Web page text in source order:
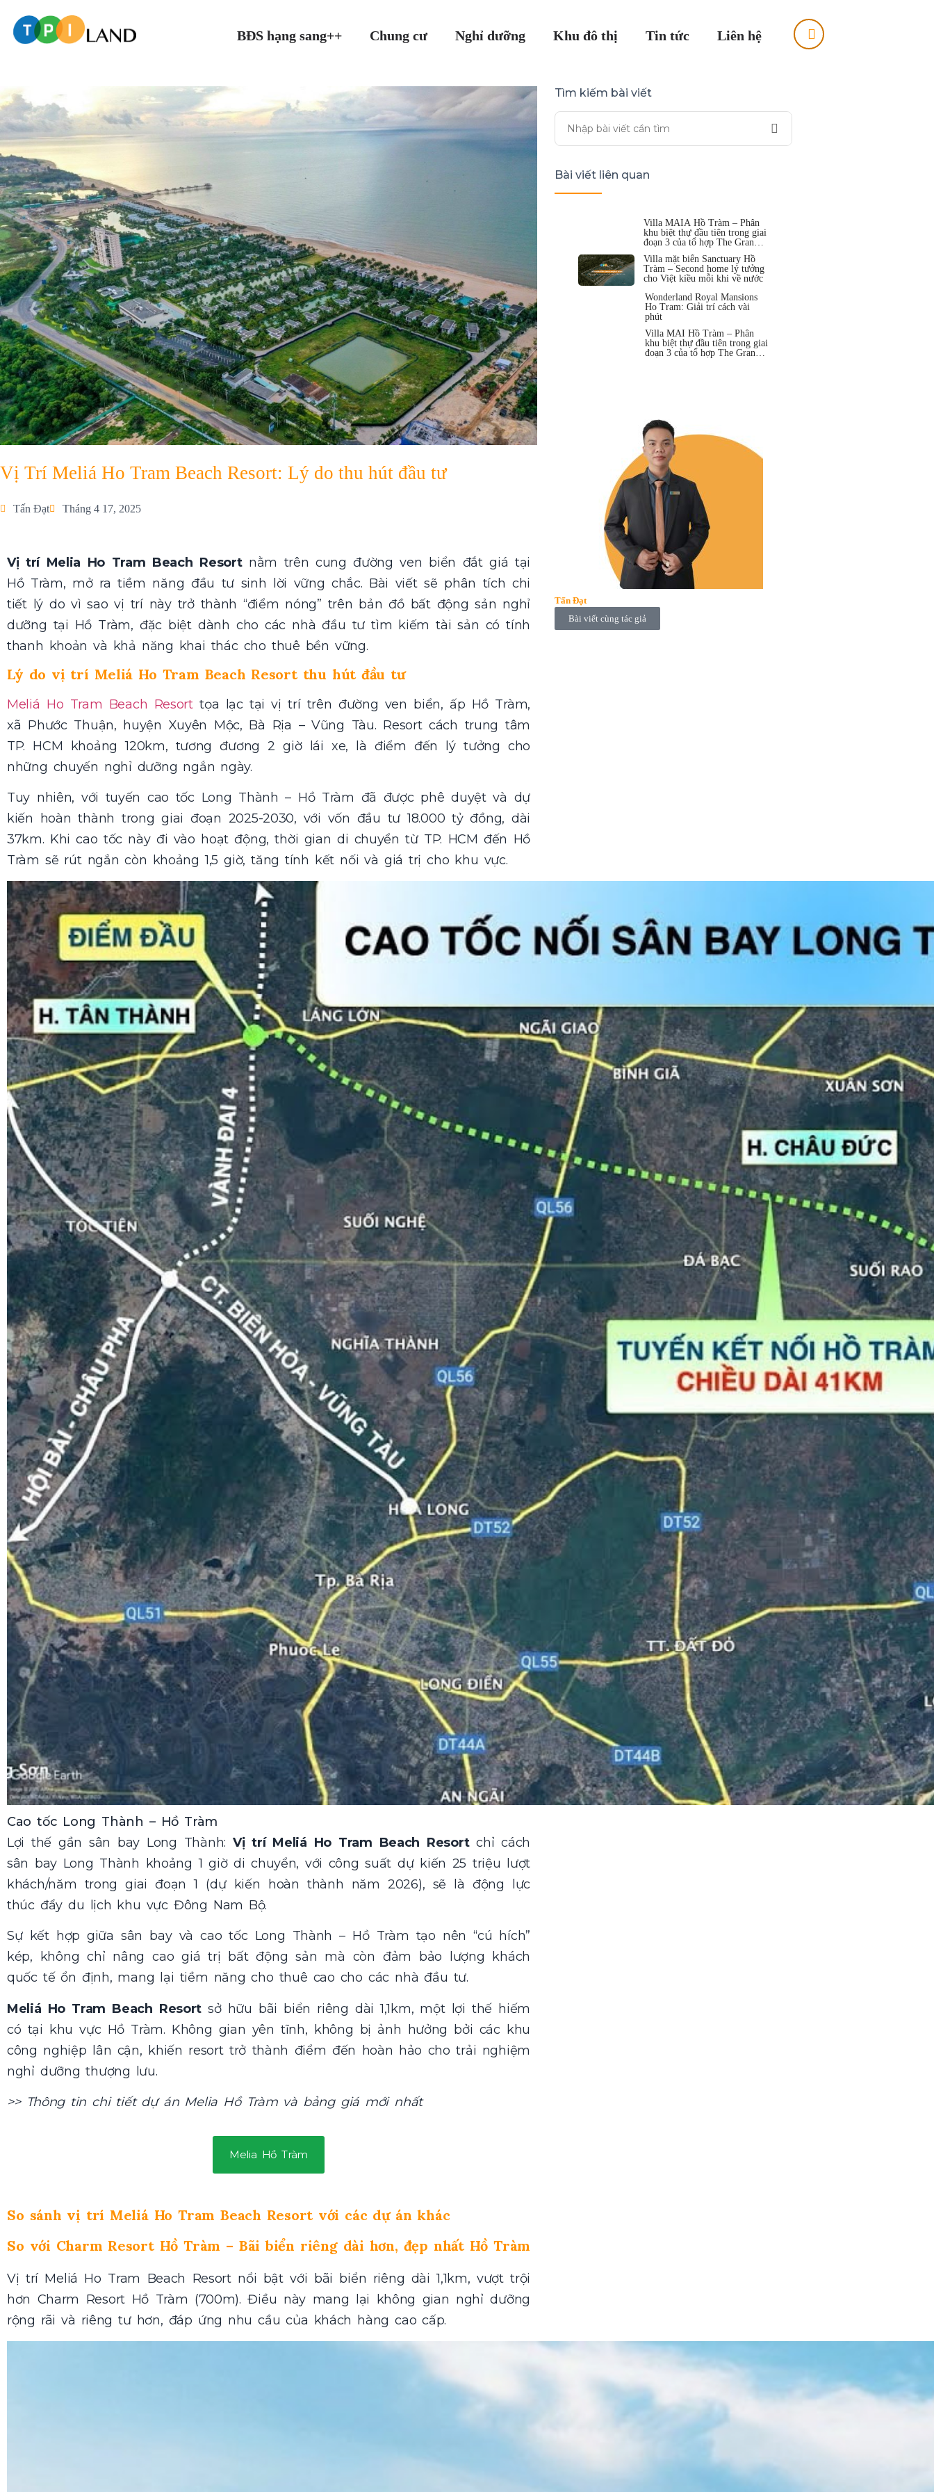
BĐS hạng sang++ Chung cư Nghỉ dưỡng Khu đô thị Tin tức Liên hệ
Vị Trí Meliá Ho Tram Beach Resort: Lý do thu hút đầu tư
Tấn Đạt Tháng 4 17, 2025
Vị trí Melia Ho Tram Beach Resortnằm trên cung đường ven biển đắt giá tại
Hồ Tràm, mở ra tiềm năng đầu tư sinh lời vững chắc. Bài viết sẽ phân tích chi
tiết lý do vì sao vị trí này trở thành “điểm nóng” trên bản đồ bất động sản nghỉ
dưỡng tại Hồ Tràm, đặc biệt dành cho các nhà đầu tư tìm kiếm tài sản có tính
thanh khoản và khả năng khai thác cho thuê bền vững.
Lý do vị trí Meliá Ho Tram Beach Resort thu hút đầu tư
Meliá Ho Tram Beach Resorttọa lạc tại vị trí trên đường ven biển, ấp Hồ Tràm,
xã Phước Thuận, huyện Xuyên Mộc, Bà Rịa – Vũng Tàu. Resort cách trung tâm
TP. HCM khoảng 120km, tương đương 2 giờ lái xe, là điểm đến lý tưởng cho
những chuyến nghỉ dưỡng ngắn ngày.
Tuy nhiên, với tuyến cao tốc Long Thành – Hồ Tràm đã được phê duyệt và dự
kiến hoàn thành trong giai đoạn 2025-2030, với vốn đầu tư 18.000 tỷ đồng, dài
37km. Khi cao tốc này đi vào hoạt động, thời gian di chuyển từ TP. HCM đến Hồ
Tràm sẽ rút ngắn còn khoảng 1,5 giờ, tăng tính kết nối và giá trị cho khu vực.
Cao tốc Long Thành – Hồ Tràm
Lợi thế gần sân bay Long Thành: Vị trí Meliá Ho Tram Beach Resortchỉ cách
sân bay Long Thành khoảng 1 giờ di chuyển, với công suất dự kiến 25 triệu lượt
khách/năm trong giai đoạn 1 (dự kiến hoàn thành năm 2026), sẽ là động lực
thúc đẩy du lịch khu vực Đông Nam Bộ.
Sự kết hợp giữa sân bay và cao tốc Long Thành – Hồ Tràm tạo nên “cú hích”
kép, không chỉ nâng cao giá trị bất động sản mà còn đảm bảo lượng khách
quốc tế ổn định, mang lại tiềm năng cho thuê cao cho các nhà đầu tư.
Meliá Ho Tram Beach Resort sở hữu bãi biển riêng dài 1,1km, một lợi thế hiếm
có tại khu vực Hồ Tràm. Không gian yên tĩnh, không bị ảnh hưởng bởi các khu
công nghiệp lân cận, khiến resort trở thành điểm đến hoàn hảo cho trải nghiệm
nghỉ dưỡng thượng lưu.
>> Thông tin chi tiết dự án Melia Hồ Tràm và bảng giá mới nhất
Melia Hồ Tràm
So sánh vị trí Meliá Ho Tram Beach Resort với các dự án khác
So với Charm Resort Hồ Tràm – Bãi biển riêng dài hơn, đẹp nhất Hồ Tràm
Vị trí Meliá Ho Tram Beach Resort nổi bật với bãi biển riêng dài 1,1km, vượt trội
hơn Charm Resort Hồ Tràm (700m). Điều này mang lại không gian nghỉ dưỡng
rộng rãi và riêng tư hơn, đáp ứng nhu cầu của khách hàng cao cấp.
Tìm kiếm bài viết
Bài viết liên quan
Villa MAIA Hồ Tràm – Phân
khu biệt thự đầu tiên trong giai
đoạn 3 của tổ hợp The Grand
Villa mặt biển Sanctuary Hồ
Tràm – Second home lý tưởng
cho Việt kiều mỗi khi về nước
Wonderland Royal Mansions
Ho Tram: Giải trí cách vài
phút
Villa MAI Hồ Tràm – Phân
khu biệt thự đầu tiên trong giai
đoạn 3 của tổ hợp The Grand
Tấn Đạt
Bài viết cùng tác giả